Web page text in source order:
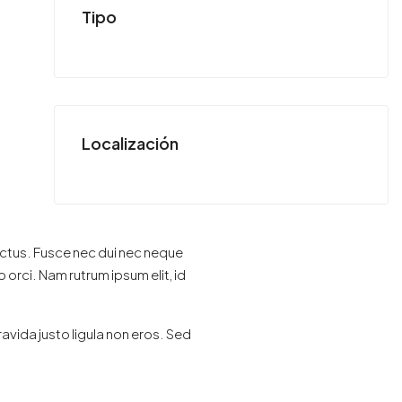
Tipo
Localización
Fusce nec dui nec neque
Nam rutrum ipsum elit, id
justo ligula non eros. Sed